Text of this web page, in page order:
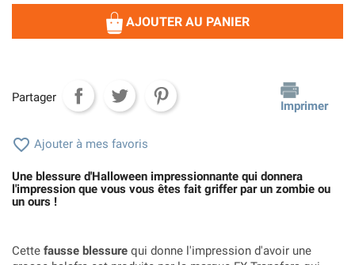
AJOUTER AU PANIER
Partager
Imprimer
 Ajouter à mes favoris
Une blessure d'Halloween impressionnante qui donnera
l'impression que vous vous êtes fait griffer par un zombie ou
un ours !
Cette fausse blessure qui donne l'impression d'avoir une